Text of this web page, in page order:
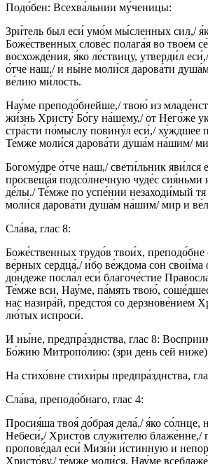
Подо́бен: Всехва́льнии му́ченицы:
Зри́тель был еси́ умо́м мы́сленных сил,/
Боже́ственных слове́с полага́я во твое́м
восхожде́ния, я́ко ле́ствицу, утверди́л
о́тче наш,/ и ны́не моли́ся дарова́ти
ве́лию ми́лость.
Нау́ме преподо́бнейше,/ твою́ из
жи́знь Христу́ Бо́гу на́шему,/ от Него́же
стра́сти по́мыслу повину́л еси́,/ ху́ждшее
Те́мже моли́ся дарова́ти душа́м на́шим/
Богому́дре о́тче наш,/ свети́льник яви́лся
просвеща́я подсо́лнечную чуде́с
де́лы./ Те́мже по успе́нии незаходи́мый
моли́ся дарова́ти душа́м на́шим/ мир и
Сла́ва, глас 8:
Боже́ственных трудо́в твои́х, преподо́бне
ве́рных сердца́,/ и́бо ве́ждома сон свои́ма
до́ндеже посла́л еси́ благоче́стие
Те́мже вси, Нау́ме, па́мять твою́,
нас назира́й, предстоя́ со дерзнове́нием
лю́тых испроси́.
И ны́не, предпра́зднства, глас 8:
Бо́жию Митропо́лию: (зри день сей ниже)
На стихо́вне стихи́ры предпра́зднства,
Сла́ва, преподо́бнаго, глас 4:
Просия́ша твоя́ до́брая дела́,/ я́ко со́лнце,
Небеси́,/ Христо́в служи́телю блаже́нне,/
пропове́дал еси́ Мизи́и и́стинную и
Христо́ву,/ те́мже моли́ся, Нау́ме